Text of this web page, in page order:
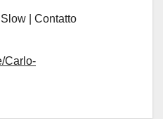
| Contatto
Carlo-